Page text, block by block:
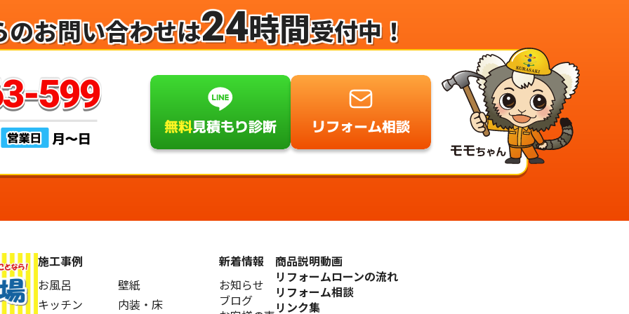
のお問い合わせは24時間受付中！
施工事例
お風呂
壁紙
キッチン
内装・床
新着情報
お知らせ
ブログ
商品説明動画
リフォームローンの流れ
リフォーム相談
リンク集